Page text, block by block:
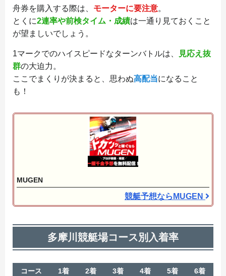
舟券を購入する際は、 モーターに要注意。
とくに2連率や前検タイム・成績は一通り見ておくこと
が望ましいでしょう。
1マークでのハイスピードなターンバトルは、
見応え抜
群の大迫力。
ここでまくりが決まると、思わぬ高配当になること
も！
MUGEN
競艇予想ならMUGEN
多摩川競艇場コース別入着率
コース 1着 2着 3着 4着 5着 6着